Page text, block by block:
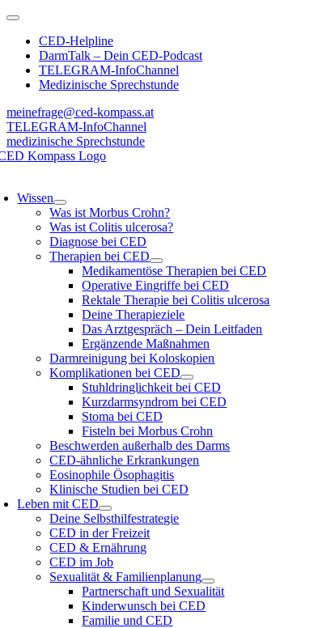
Zum
springen
Toggle
NavigationCED-Helpline
DarmTalk – Dein CED-Podcast
TELEGRAM-InfoChannel
Medizinische Sprechstunde
meinefrage@ced-kompass.at
TELEGRAM-InfoChannel
medizinische Sprechstunde
Wissen
Was ist Morbus Crohn?
Was ist Colitis ulcerosa?
Diagnose bei CED
Therapien bei CED
Medikamentöse Therapien bei CED
Operative Eingriffe bei CED
Rektale Therapie bei Colitis ulcerosa
Deine Therapieziele
Das Arztgespräch – Dein Leitfaden
Ergänzende Maßnahmen
Darmreinigung bei Koloskopien
Komplikationen bei CED
Stuhldringlichkeit bei CED
Kurzdarmsyndrom bei CED
Stoma bei CED
Fisteln bei Morbus Crohn
Beschwerden außerhalb des Darms
CED-ähnliche Erkrankungen
Eosinophile Ösophagitis
Klinische Studien bei CED
Leben mit CED
Deine Selbsthilfestrategie
CED in der Freizeit
CED & Ernährung
CED im Job
Sexualität & Familienplanung
Partnerschaft und Sexualität
Kinderwunsch bei CED
Familie und CED